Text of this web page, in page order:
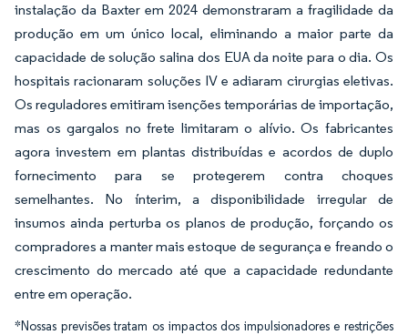
instalação da Baxter em 2024 demonstraram a fragilidade da
produção em um único local, eliminando a maior parte da
capacidade de solução salina dos EUA da noite para o dia. Os
hospitais racionaram soluções IV e adiaram cirurgias eletivas.
Os reguladores emitiram isenções temporárias de importação,
mas os gargalos no frete limitaram o alívio. Os fabricantes
agora investem em plantas distribuídas e acordos de duplo
fornecimento para se protegerem contra choques
semelhantes. No ínterim, a disponibilidade irregular de
insumos ainda perturba os planos de produção, forçando os
compradores a manter mais estoque de segurança e freando o
crescimento do mercado até que a capacidade redundante
entre em operação.
*Nossas previsões tratam os impactos dos impulsionadores e restrições